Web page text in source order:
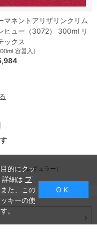
マネントアリザリンクリム
ヒュー（3072） 300ml リ
ックス
容器入）
絵具（レギュラー）
的にクッ
細は プ
た、この
キーの使
。
O K